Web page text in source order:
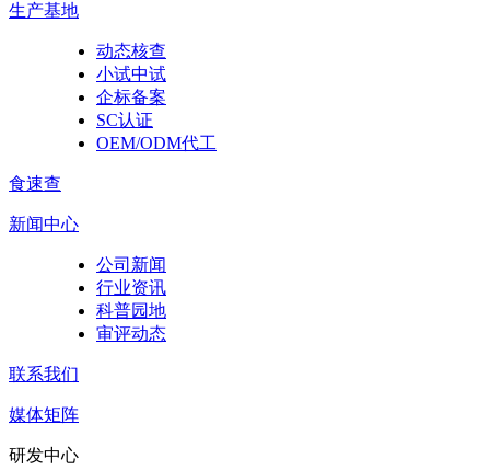
生产基地
动态核查
小试中试
企标备案
SC认证
OEM/ODM代工
食速查
新闻中心
公司新闻
行业资讯
科普园地
审评动态
联系我们
媒体矩阵
研发中心